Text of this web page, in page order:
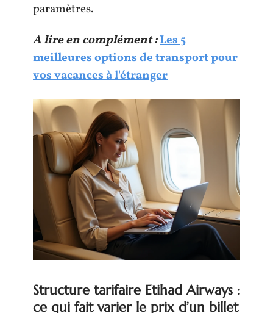
paramètres.
A lire en complément :Les 5
meilleures options de transport pour
vos vacances à l'étranger
Structure tarifaire Etihad Airways :
ce qui fait varier le prix d’un billet